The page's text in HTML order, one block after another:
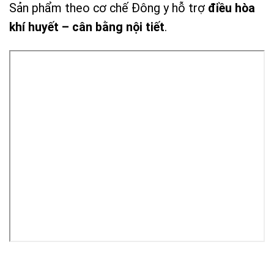
Sản phẩm theo cơ chế Đông y hỗ trợ điều hòa
khí huyết – cân bằng nội tiết.